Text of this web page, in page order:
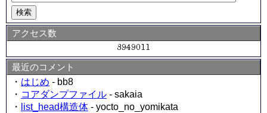
アクセス数
最近のコメント
・ はじめ - bb8
・ コアダンプファイル - sakaia
・
list_head構造体 - yocto_no_yomikata